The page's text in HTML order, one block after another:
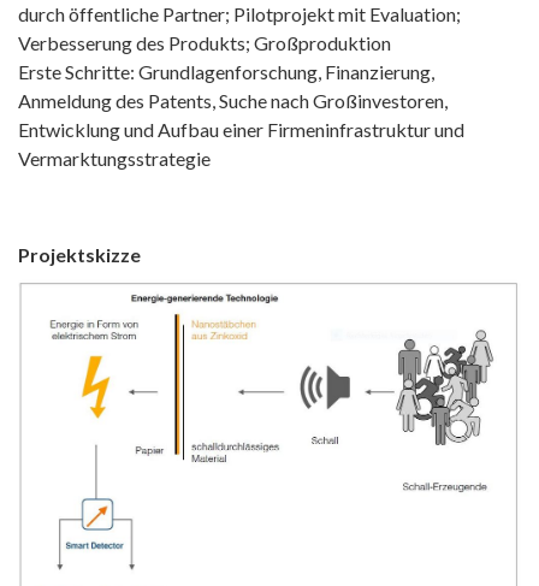
durch öffentliche Partner; Pilotprojekt mit Evaluation;
Verbesserung des Produkts; Großproduktion
Erste Schritte: Grundlagenforschung, Finanzierung,
Anmeldung des Patents, Suche nach Großinvestoren,
Entwicklung und Aufbau einer Firmeninfrastruktur und
Vermarktungsstrategie
Projektskizze